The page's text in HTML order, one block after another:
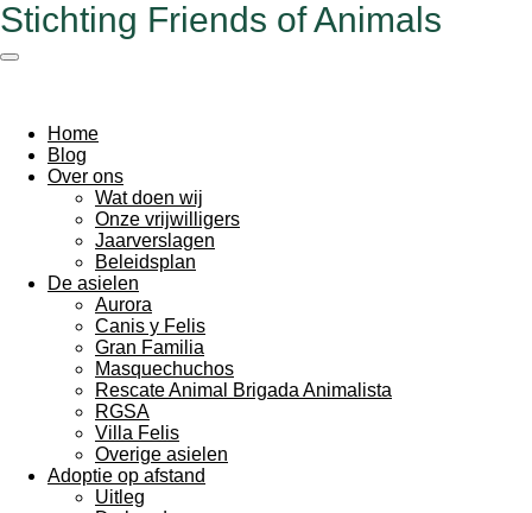
Ga
naar
Stichting Friends of Animals
Home
Blog
Over ons
Wat doen wij
Onze vrijwilligers
Jaarverslagen
Beleidsplan
De asielen
Aurora
Canis y Felis
Gran Familia
Masquechuchos
Rescate Animal Brigada Animalista
RGSA
Villa Felis
Overige asielen
Adoptie op afstand
Uitleg